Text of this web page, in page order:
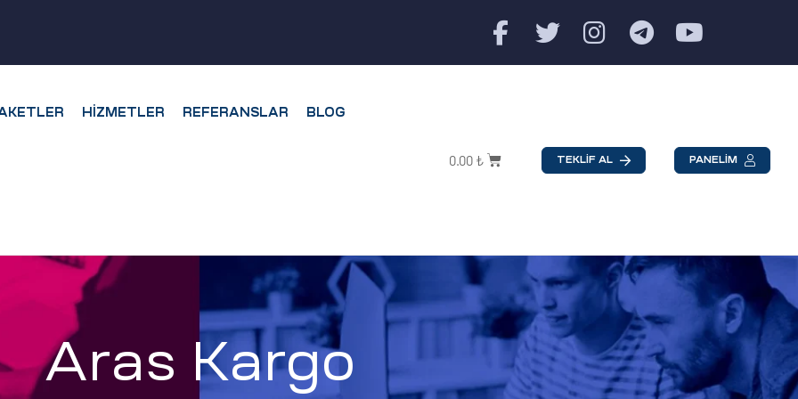
HIZMETLER REFERANSLAR BLOG
0.00 ₺ TEKLİF AL PANELİM
Aras Kargo